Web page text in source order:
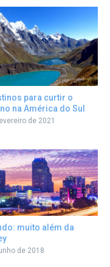
para curtir o
na América do Sul
de 2021
muito além da
de 2018